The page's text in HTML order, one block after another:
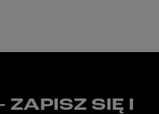
ZAPISZ SIĘ I